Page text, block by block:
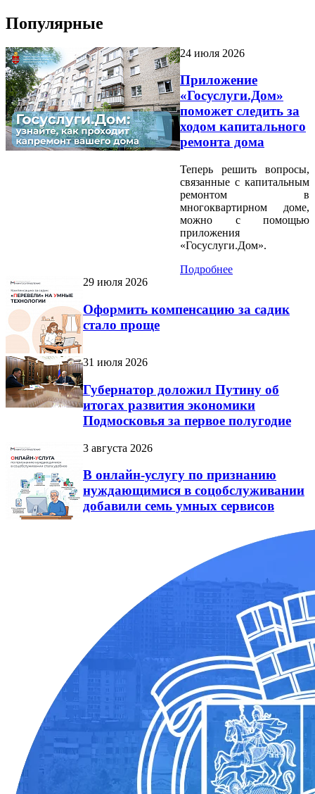
Популярные
24 июля 2026
Приложение
«Госуслуги.Дом»
поможет следить за
ходом капитального
ремонта дома
Теперь решить вопросы,
связанные с капитальным
ремонтом в
многоквартирном доме,
можно с помощью
приложения
«Госуслуги.Дом».
Подробнее
29 июля 2026
Оформить компенсацию за садик
стало проще
31 июля 2026
Губернатор доложил Путину об
итогах развития экономики
Подмосковья за первое полугодие
3 августа 2026
В онлайн-услугу по признанию
нуждающимися в соцобслуживании
добавили семь умных сервисов